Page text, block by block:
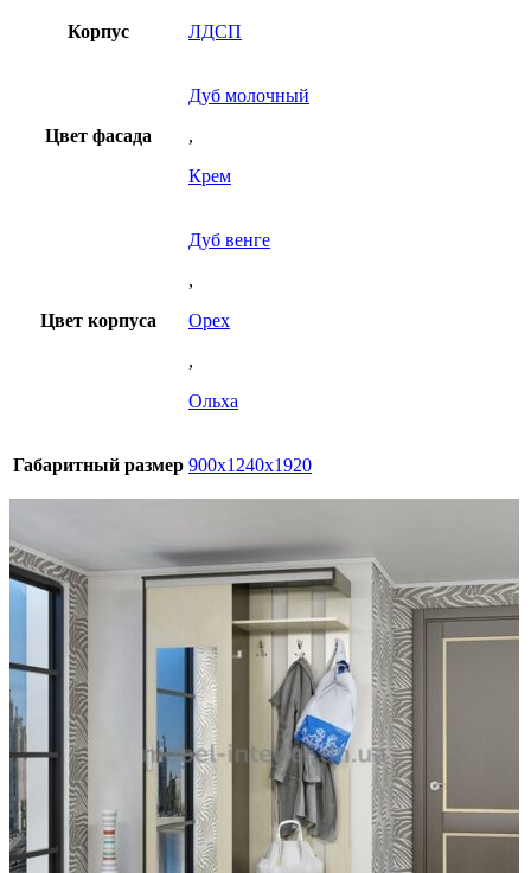
Корпус ЛДСП
Цвет фасада
Дуб молочный
,
Крем
Цвет корпуса
Дуб венге
,
Орех
,
Ольха
Габаритный размер 900х1240х1920